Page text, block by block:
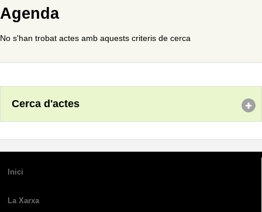
Agenda
No s'han trobat actes amb aquests criteris de cerca
Cerca d'actes
Inici
La Xarxa